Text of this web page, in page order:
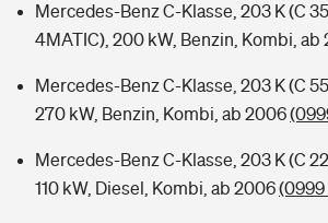
Mercedes-Benz C-Klasse, 203 K (C
4MATIC), 200 kW, Benzin, Kombi, ab
Mercedes-Benz C-Klasse, 203 K (C
270 kW, Benzin, Kombi, ab 2006
Mercedes-Benz C-Klasse, 203 K (C
110 kW, Diesel, Kombi, ab 2006(0999